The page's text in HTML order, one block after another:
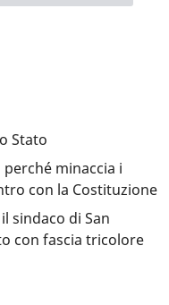
Stato
minaccia i
con la Costituzione
sindaco di San
con fascia tricolore